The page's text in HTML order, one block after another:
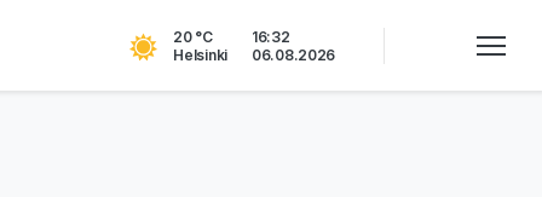
20 °C
Helsinki
16:32
06.08.2026